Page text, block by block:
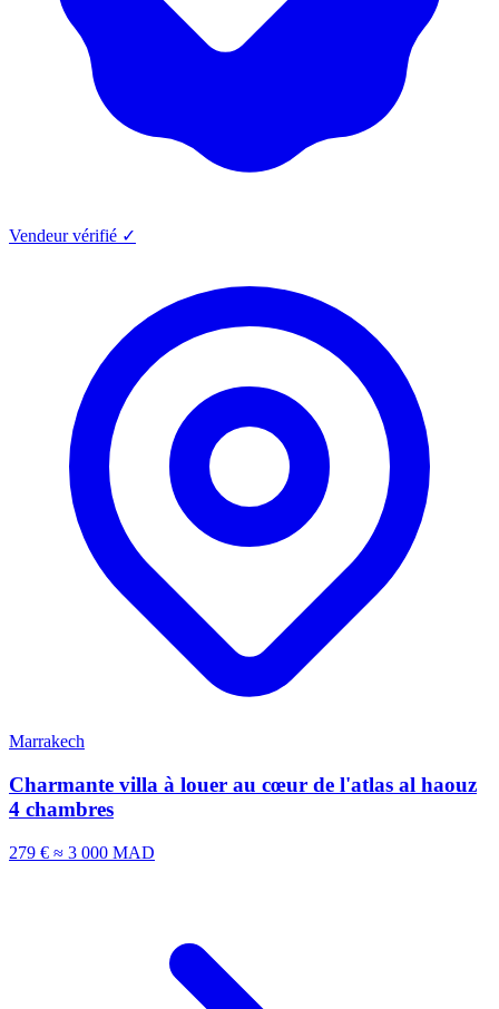
Vendeur vérifié ✓
Marrakech
Charmante villa à louer au cœur de l'atlas al haouz
4 chambres
279 € ≈ 3 000 MAD